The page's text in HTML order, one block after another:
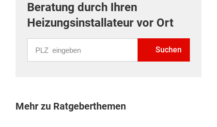
Beratung durch Ihren
Heizungsinstallateur vor Ort
Suchen
Mehr zu Ratgeberthemen